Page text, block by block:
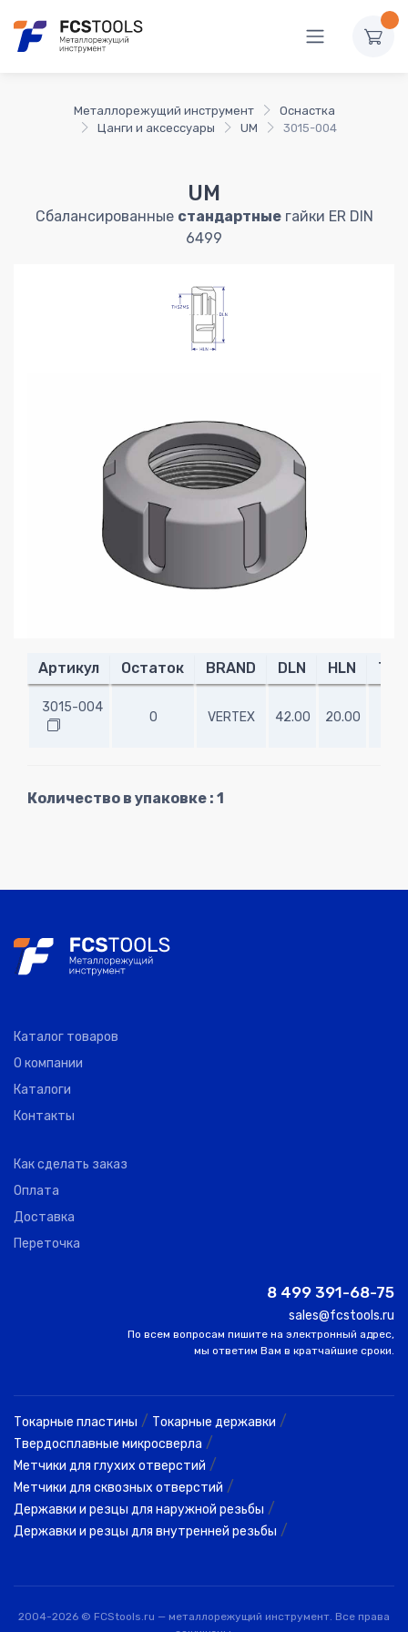
Металлорежущий инструмент
Оснастка
Цанги и аксессуары
UM 3015-004
UM
Сбалансированные стандартныегайки ER DIN
6499
Артикул Остаток BRAND DLN HLN
3015-004
0 VERTEX 42.00 20.00
Количество в упаковке : 1
Каталог товаров
О компании
Каталоги
Контакты
Как сделать заказ
Оплата
Доставка
Переточка
8 499 391-68-75
sales@fcstools.ru
По всем вопросам пишите на электронный адрес,
мы ответим Вам в кратчайшие сроки.
Токарные пластины / Токарные державки /
Твердосплавные микросверла /
Метчики для глухих отверстий /
Метчики для сквозных отверстий /
Державки и резцы для наружной резьбы /
Державки и резцы для внутренней резьбы /
2004-2026 © FCStools.ru — металлорежущий инструмент. Все права